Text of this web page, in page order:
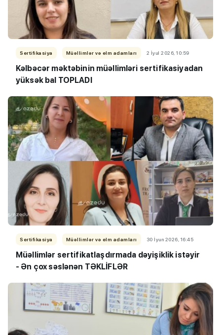
Sertifikasiya Müəllimlər və elm adamları 2 İyul 2026, 10:59
Kəlbəcər məktəbinin müəllimləri sertifikasiyadan
yüksək bal TOPLADI
Sertifikasiya Müəllimlər və elm adamları 30 İyun 2026, 16:45
Müəllimlər sertifikatlaşdırmada dəyişiklik istəyir
- Ən çox səslənən TƏKLİFLƏR